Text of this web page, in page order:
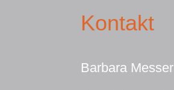
Kontakt
Barbara Messer